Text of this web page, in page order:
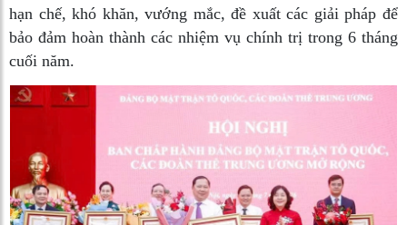
hạn chế, khó khăn, vướng mắc, đề xuất các giải pháp để
bảo đảm hoàn thành các nhiệm vụ chính trị trong 6 tháng
cuối năm.